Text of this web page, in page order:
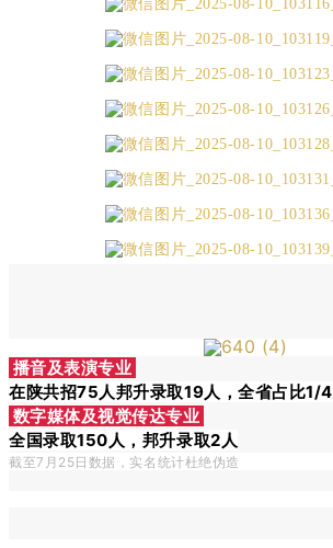
播音及表演专业
在陕共招75人邦升录取19人，全省占比1/4
数字媒体及视觉传达专业
全国录取150人，邦升录取2人
截至7月25日数据，实名统计杜绝伪造